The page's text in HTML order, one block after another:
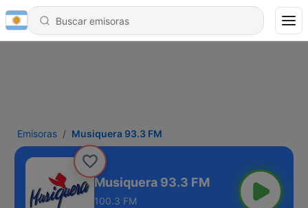
Emisoras Musiquera 93.3 FM
Musiquera 93.3 FM
100.3 FM